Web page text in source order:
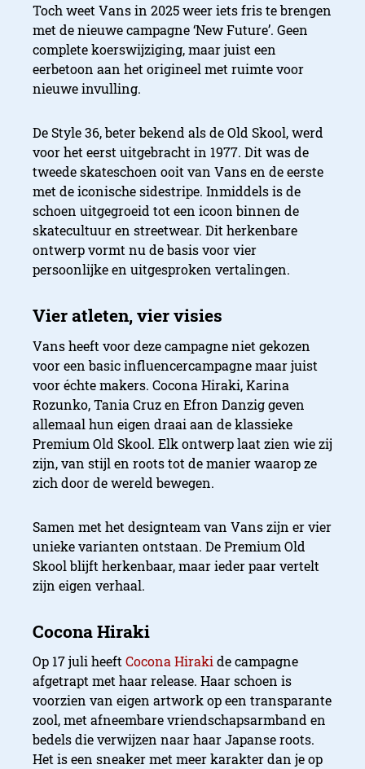
Toch weet Vans in 2025 weer iets fris te brengen
met de nieuwe campagne ‘New Future’. Geen
complete koerswijziging, maar juist een
eerbetoon aan het origineel met ruimte voor
nieuwe invulling.
De Style 36, beter bekend als de Old Skool, werd
voor het eerst uitgebracht in 1977. Dit was de
tweede skateschoen ooit van Vans en de eerste
met de iconische sidestripe. Inmiddels is de
schoen uitgegroeid tot een icoon binnen de
skatecultuur en streetwear. Dit herkenbare
ontwerp vormt nu de basis voor vier
persoonlijke en uitgesproken vertalingen.
Vans heeft voor deze campagne niet gekozen
voor een basic influencercampagne maar juist
voor échte makers. Cocona Hiraki, Karina
Rozunko, Tania Cruz en Efron Danzig geven
allemaal hun eigen draai aan de klassieke
Premium Old Skool. Elk ontwerp laat zien wie zij
zijn, van stijl en roots tot de manier waarop ze
zich door de wereld bewegen.
Samen met het designteam van Vans zijn er vier
unieke varianten ontstaan. De Premium Old
Skool blijft herkenbaar, maar ieder paar vertelt
zijn eigen verhaal.
Op 17 juli heeft Cocona Hiraki de campagne
afgetrapt met haar release. Haar schoen is
voorzien van eigen artwork op een transparante
zool, met afneembare vriendschapsarmband en
bedels die verwijzen naar haar Japanse roots.
Het is een sneaker met meer karakter dan je op